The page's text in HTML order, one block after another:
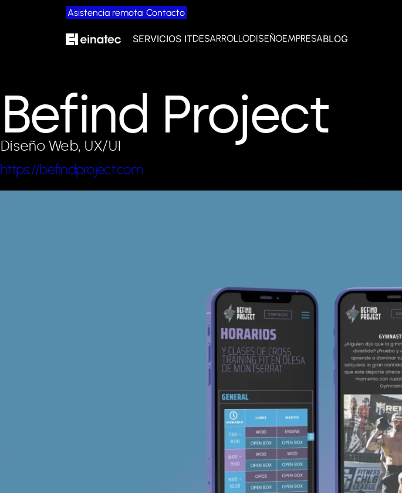
Asistencia remota Contacto
SERVICIOS ITDESARROLLODISEÑOEMPRESABLOG
Befind Project
Diseño Web, UX/UI
https://befindproject.com